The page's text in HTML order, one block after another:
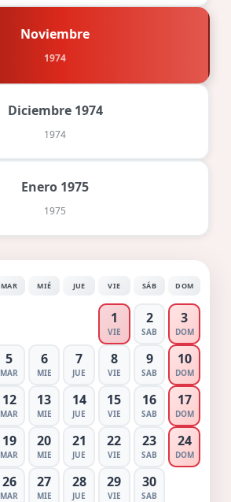
Noviembre
1974
Diciembre 1974
1974
Enero 1975
1975
MAR MIÉ JUE VIE SÁB DOM
1
VIE
2
SAB
3
DOM
5
MAR
6
MIE
7
JUE
8
VIE
9
SAB
10
DOM
12
MAR
13
MIE
14
JUE
15
VIE
16
SAB
17
DOM
19
MAR
20
MIE
21
JUE
22
VIE
23
SAB
24
DOM
26
MAR
27
MIE
28
JUE
29
VIE
30
SAB